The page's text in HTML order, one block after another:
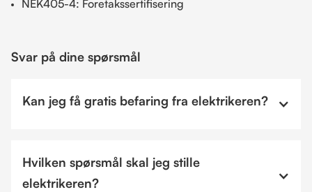
NEK405-4: Foretakssertifisering
Svar på dine spørsmål
Kan jeg få gratis befaring fra elektrikeren?
Hvilken spørsmål skal jeg stille
elektrikeren?